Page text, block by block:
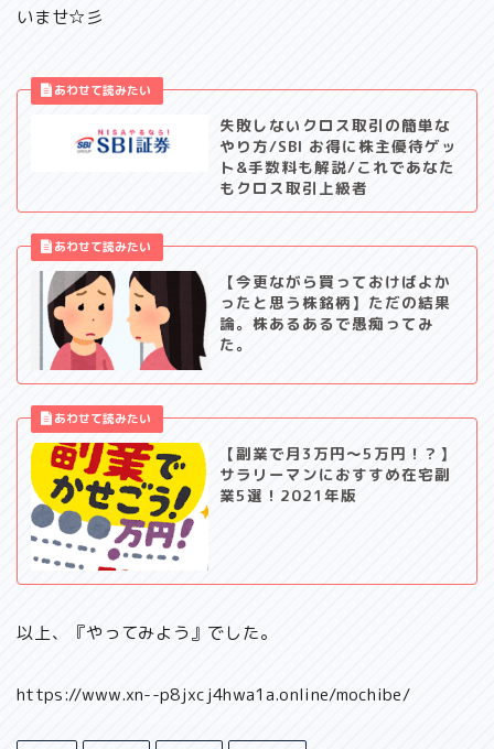
いませ☆彡
失敗しないクロス取引の簡単な
やり方/SBI お得に株主優待ゲッ
ト&手数料も解説/これであなた
もクロス取引上級者
【今更ながら買っておけばよか
ったと思う株銘柄】ただの結果
論。株あるあるで愚痴ってみ
た。
【副業で月3万円～5万円！？】
サラリーマンにおすすめ在宅副
業5選！2021年版
以上、『やってみよう』でした。
https://www.xn--p8jxcj4hwa1a.online/mochibe/